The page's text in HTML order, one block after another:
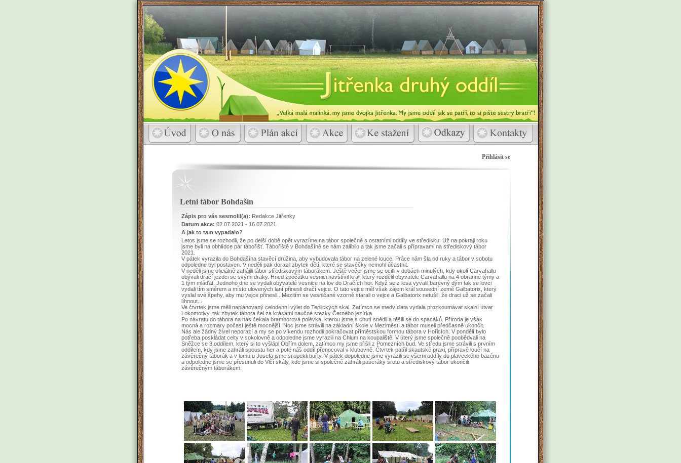
Přihlásit se
Letní tábor Bohdašín
Zápis pro vás sesmolil(a): Redakce Jitřenky
Datum akce: 02.07.2021 - 16.07.2021
A jak to tam vypadalo?
Letos jsme se rozhodli, že po delší době opět vyrazíme na tábor společně s ostatními oddíly ve středisku. Už na pokraji roku
jsme byli na obhlídce pár tábořišť. Tábořiště v Bohdašíně se nám zalíbilo a tak jsme začali s přípravami na střediskový tábor
2021.
V pátek vyrazila do Bohdašína stavěcí družina, aby vybudovala tábor na zelené louce. Práce nám šla od ruky a tábor v sobotu
odpoledne byl postaven. V neděli pak dorazil zbytek dětí, které se stavěčky nemohl účastnit.
V neděli jsme oficiálně zahájili tábor střediskovým táborákem. Ještě večer jsme se ocitli v dobách minulých, kdy okolí Carvahallu
obývali dračí jezdci se svými draky. Hned zpočátku vesnici navštívil král, který rozdělil obyvatele Carvahallu na 4 obranné týmy a
1 tým mláďat. Jednoho dne se vydali obyvatelé vesnice na lov do Dračích hor. Když se z lesa vyvalil barevný dým tak se lovci
vydali tím směrem a místo ulovených laní přinesli dračí vejce. O tato vejce měl však zájem král sousední země Galbatorix, který
vyslal své špehy, aby mu vejce přinesli...Mezitím se vesničané vzorně starali o vejce a Galbatorix netušil, že draci už se začali
líhnout...
Ve čtvrtek jsme měli naplánovaný celodenní výlet do Teplických skal. Zatímco se medvíďata vydala prozkoumávat skalní útvar
Lokomotivy, tak zbytek tábora šel za krásami naučné stezky Černého jezírka.
Po návratu do tábora na nás čekala bramborová polévka, kterou jsme s chutí snědli a těšili se do spacáků. Příroda je však
mocná a rozmary počasí ještě mocnější. Noc jsme strávili na základní škole v Meziměstí a tábor museli předčasně ukončit.
Nás ale žádný živel neporazí a my se po víkendu rozhodli pokračovat příměstskou formou tábora v Hořicích. V pondělí bylo
potřeba poskládat celty v sokolovně a odpoledne jsme vyrazili na Chlum na koupaliště. V úterý jsme společně poobědvali na
Sněžce se 3.oddílem, který si to vyšlápl Obřím dolem, zatímco my jsme přišli z Pomezních bud. Ve středu jsme strávili s prvním
oddílem, kdy jsme zahráli spoustu her a poté náš oddíl přenocoval v klubovně. Čtvrtek patřil skautské praxi, přípravě loučí na
závěrečný táborák a v lomu u Josefa jsme si opekli buřty. V pátek dopoledne jsme vyrazili se všemi oddíly do plaveckého bazénu
a odpoledne jsme se přesunuli do Vlčí skály, kde jsme si společně zahráli pašeráky šrotu a střediskový tábor ukončili
závěrečným táborákem.